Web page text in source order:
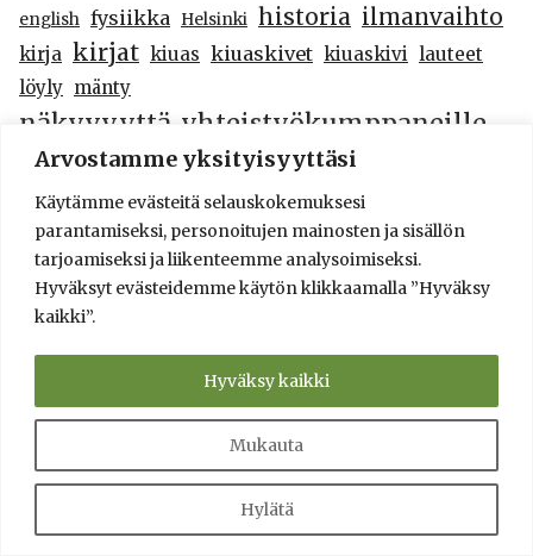
Arvostamme yksityisyyttäsi
Käytämme evästeitä selauskokemuksesi
parantamiseksi, personoitujen mainosten ja sisällön
tarjoamiseksi ja liikenteemme analysoimiseksi.
Hyväksyt evästeidemme käytön klikkaamalla ”Hyväksy
kaikki”.
Mukauta
Hylätä
Hyväksy kaikki
english fysiikka Helsinki historia ilmanvaihto
kirja kirjat kiuas kiuaskivet kiuaskivi lauteet
löyly mänty
näkyvyyttä_yhteistyökumppaneille
original research paloturvallisuus pienhiukkaset
pintakäsittely puukiuas päästöt savusauna
suositeltu saunatuote sähkökiuas
terveysvaikutukset testi testit tutkimus